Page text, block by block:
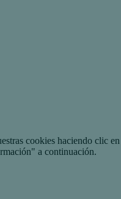
cookies haciendo clic
a continuación.